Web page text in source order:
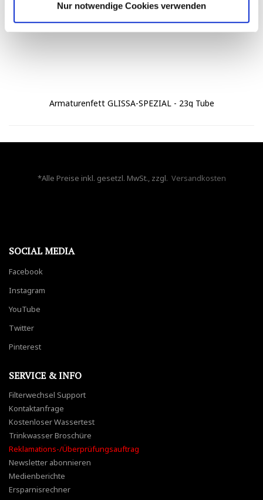
Nur notwendige Cookies verwenden
Armaturenfett GLISSA-SPEZIAL - 23g Tube
*Alle Preise inkl. gesetzl. MwSt., zzgl. Versandkosten
SOCIAL MEDIA
Facebook
Instagram
YouTube
Twitter
Pinterest
SERVICE & INFO
Filterwechsel Support
Kontaktanfrage
Kostenloser Wassertest
Trinkwasser Broschüre
Reklamations-/Überprüfungsauftrag
Newsletter abonnieren
Medienberichte
Ersparnisrechner